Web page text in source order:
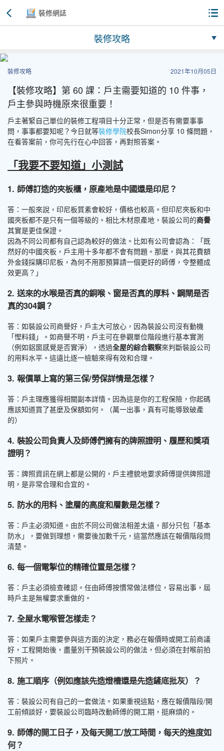
裝修網誌
裝修攻略
裝修攻略 2021年10月05日
【裝修攻略】第 60 課：戶主需要知道的 10 件事，
戶主參與時機原來很重要！
戶主著緊自己單位的裝修工程項目十分正常，但是否有需要事事
問，事事都要知呢？今日就等裝修學院校長Simon分享 10 條問題，
在看答案前，你可先行在心中回答，再對照答案。
「我要不要知道」小測試
1. 師傅訂造的夾板櫃，原產地是中國還是印尼？
答：一般來說，印尼板質素會較好，價格也較高。但印尼夾板和中
國夾板都不是只有一個等級的。相比木材原產地，裝設公司的商譽
其實是更佳保證。
因為不同公司都有自己認為較好的做法。比如有公司會認為：「既
然好的中國夾板，戶主用十多年都不會有問題。那麼，與其花費額
外金錢採購印尼板，為何不用那預算請一個更好的師傅，令整體成
效更高？」
2. 送來的水喉是否真的銅喉、窗是否真的厚料、鋼閘是否
真的304鋼？
答：如裝設公司商譽好，戶主大可放心，因為裝設公司沒有動機
「慳料錢」。如商譽不明，戶主可在參觀單位階段進行基本實測
（例如鋁窗感覺是否實淨），透過全屋的綜合觀察來判斷裝設公司
的用料水平。這遠比逐一檢驗來得有效和合理。
3. 報價單上寫的第三保/勞保詳情是怎樣？
答：戶主理應獲得相關副本詳情。因為這是你的工程保險，你起碼
應該知道買了甚麼及保額如何。（萬一出事，真有可能導致破產
的）
4. 裝設公司負責人及師傅們擁有的牌照證明、履歷和獎項
證明？
答：牌照資訊在網上都是公開的，戶主禮貌地要求師傅提供牌照證
明，是非常合理和合宜的。
5. 防水的用料、塗層的高度和層數是怎樣？
答：戶主必須知道。由於不同公司做法相差太遠，部分只包「基本
防水」，要做到理想，需要後加數千元，這當然應該在報價階段問
清楚。
6. 每一個電掣位的精確位置是怎樣？
答：戶主必須檢查確認。任由師傅按慣常做法標位，容易出事，屆
時戶主是無權要求重做的。
7. 全屋水電喉管怎樣走？
答：如果戶主需要參與這方面的決定，務必在報價時或開工前商議
好，工程開始後，盡量別干預裝設公司的做法，但必須在封喉前拍
下照片。
8. 施工順序（例如應該先造燈槽還是先造鏟底批灰）？
答：裝設公司有自己的一套做法。如果重視這點，應在報價階段/開
工前傾談好，要裝設公司臨時改動師傅的開工期，挺麻煩的。
9. 師傅的開工日子，及每天開工/放工時間，每天的進度如
何？